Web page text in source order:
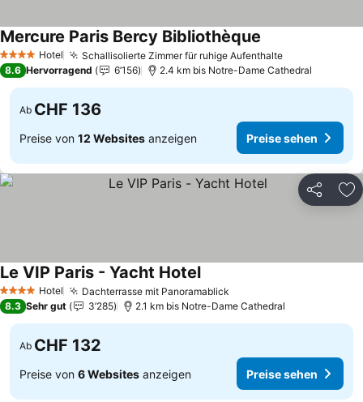
4 Sterne Hotel Schallisolierte Zimmer für ruhige AufenthaltePreise sehen
Mercure Paris Bercy Bibliothèque
8.6 Hervorragend 6’156 2.4 km bis Notre-Dame Cathedral
Ab CHF 136
Preise von 12 Websites anzeigen Preise sehen
Teilen
4 Sterne Hotel Dachterrasse mit Panoramablick
Le VIP Paris - Yacht HotelPreise sehen
8.3 Sehr gut 3’285 2.1 km bis Notre-Dame Cathedral
Ab CHF 132
Preise von 6 Websites anzeigen Preise sehen